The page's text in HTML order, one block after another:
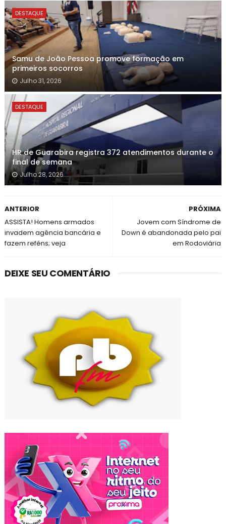
DESTAQUE
Samu de João Pessoa promove formação em
primeiros socorros
Julho 31, 2026
DESTAQUE
HR de Guarabira registra 372 atendimentos durante o
final de semana
Julho 28, 2026
PRÓXIMA
Jovem com Síndrome de
Down é abandonada pelo pai
em Rodoviária
ANTERIOR
ASSISTA! Homens armados
invadem agência bancária e
fazem reféns; veja
DEIXE SEU COMENTÁRIO